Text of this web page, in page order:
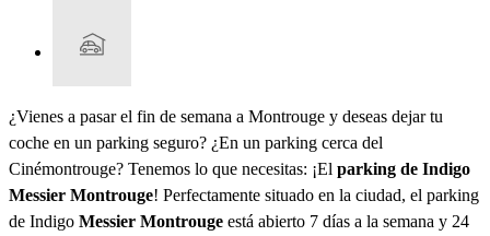
¿Vienes a pasar el fin de semana a Montrouge y deseas dejar tu
coche en un parking seguro? ¿En un parking cerca del
Cinémontrouge? Tenemos lo que necesitas: ¡El parking de Indigo
Messier Montrouge! Perfectamente situado en la ciudad, el parking
de Indigo Messier Montrouge está abierto 7 días a la semana y 24